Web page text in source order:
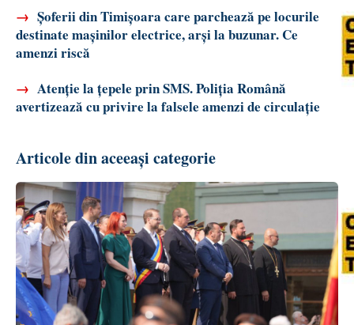
→ Șoferii din Timișoara care parchează pe locurile
destinate mașinilor electrice, arși la buzunar. Ce
amenzi riscă
→ Atenție la țepele prin SMS. Poliția Română
avertizează cu privire la falsele amenzi de circulație
Articole din aceeași categorie